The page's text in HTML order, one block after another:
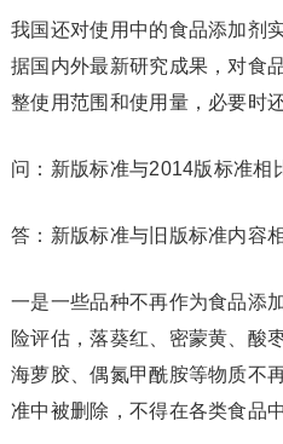
我国还对使用中的食品添加剂
据国内外最新研究成果，对食
整使用范围和使用量，必要时
问：新版标准与2014版标准相
答：新版标准与旧版标准内容
一是一些品种不再作为食品添
险评估，落葵红、密蒙黄、酸
海萝胶、偶氮甲酰胺等物质不
准中被删除，不得在各类食品